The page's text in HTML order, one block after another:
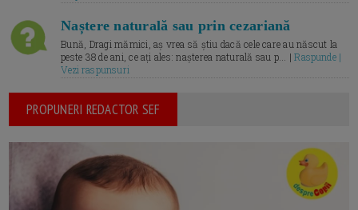
Naștere naturală sau prin cezariană
Bună, Dragi mămici, aș vrea să știu dacă cele care au născut la
peste 38 de ani, ce ați ales: nașterea naturală sau p... |Raspunde |
Vezi raspunsuri
PROPUNERI REDACTOR SEF